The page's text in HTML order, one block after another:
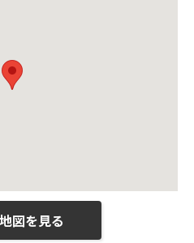
図を見る